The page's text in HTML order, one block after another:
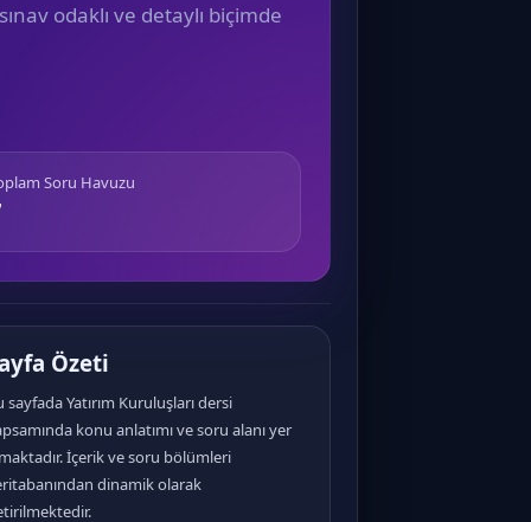
odaklı ve detaylı biçimde
Soru Havuzu
Özeti
sayfada Yatırım Kuruluşları dersi
konu anlatımı ve soru alanı yer
İçerik ve soru bölümleri
dinamik olarak